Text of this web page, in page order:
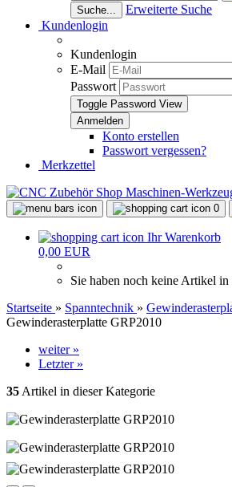
Suche...
Erweiterte Suche
Kundenlogin
Kundenlogin
E-Mail
Passwort
Toggle Password View
Konto erstellen
Passwort vergessen?
Merkzettel
0
Ihr Warenkorb
0,00 EUR
Sie haben noch keine Artikel
Startseite » Spanntechnik »
Gewinderasterplatte GRP2010
weiter »
Letzter »
35 Artikel in dieser Kategorie